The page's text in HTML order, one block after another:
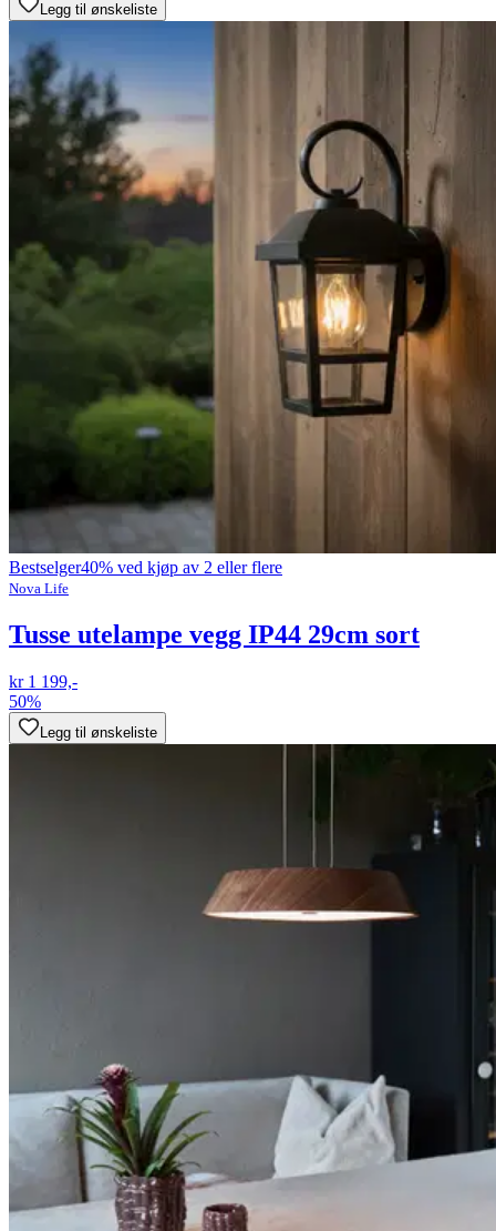
Legg til ønskeliste
Bestselger40% ved kjøp av 2 eller flere
Nova Life
Tusse utelampe vegg IP44 29cm sort
kr 1 199,-
50%
Legg til ønskeliste